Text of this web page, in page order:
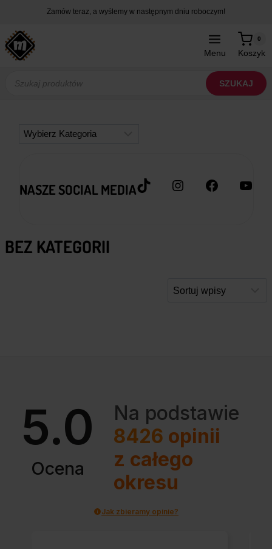
treści
Zamów teraz, a wyślemy w następnym dniu roboczym!
Menu Koszyk
0
produktów
SZUKAJ
Kategorie
NASZE SOCIAL MEDIATikTokInstagramFacebook
BEZ KATEGORII
5.0
Ocena
Na podstawie
8426 opinii
z całego
okresu
Jak zbieramy opinie?